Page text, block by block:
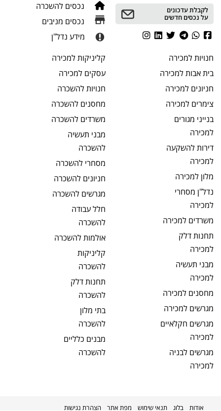
לקבלת עדכונים
על נכסים חדשים
נכסים להשכרה
נכסים מניבים
מידע נדל"ן
חנויותלמכירה
בית אבותלמכירה
חניונים למכירה
צימרים למכירה
בנייני מגורים
למכירה
דירות להשקעה
למכירה
מלון למכירה
נדל"ן מסחרי
למכירה
משרדים למכירה
תחנות דלק
למכירה
מבני תעשיה
למכירה
מחסנים למכירה
מגרשים למכירה
מגרשים חקלאיים
למכירה
מגרשים לבניה
למכירה
קליניקותלמכירה
עסקים למכירה
חנויותלהשכרה
מחסנים להשכרה
משרדים להשכרה
מבני תעשיה
להשכרה
מסחרי להשכרה
חניונים להשכרה
מגרשים להשכרה
חלל עבודה
להשכרה
אולמותלהשכרה
קליניקות
להשכרה
תחנות דלק
להשכרה
בתי מלון
להשכרה
מבנים כלליים
להשכרה
אודות בלוג תנאי שימוש מפת אתר הצהרת נגישות